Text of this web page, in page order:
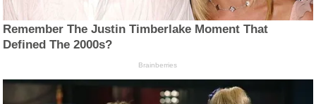
Remember The Justin Timberlake Moment That
Defined The 2000s?
Brainberries